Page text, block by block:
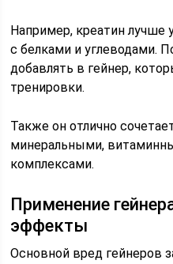
Например, креатин лучше
с белками и углеводами.
добавлять в гейнер,
тренировки.
Также он отлично
минеральными,
комплексами.
Применение
эффекты
Основной вред гейнеров